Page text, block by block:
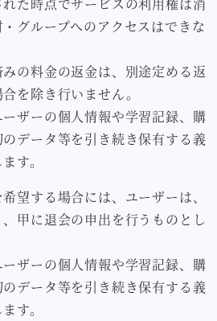
た時点でサービスの利用権は消
グループへのアクセスはできな
の料金の返金は、別途定める返
を除き行いません。
ザーの個人情報や学習記録、購
データ等を引き続き保有する義
す。
望する場合には、ユーザーは、
甲に退会の申出を行うものとし
ザーの個人情報や学習記録、購
データ等を引き続き保有する義
す。